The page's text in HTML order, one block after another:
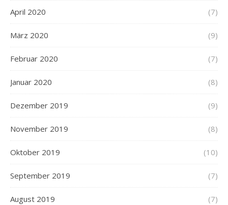
April 2020 (7)
März 2020 (9)
Februar 2020 (7)
Januar 2020 (8)
Dezember 2019 (9)
November 2019 (8)
Oktober 2019 (10)
September 2019 (7)
August 2019 (7)